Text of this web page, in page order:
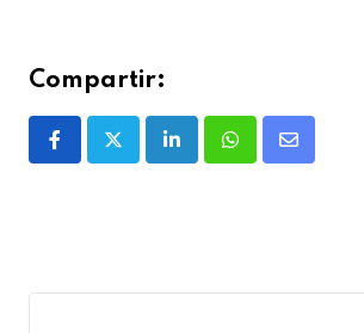
Compartir: